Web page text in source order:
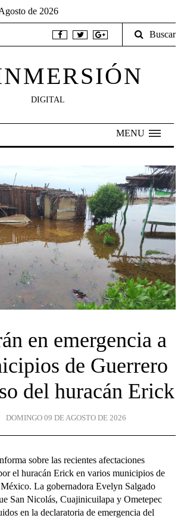
de 2026
Buscar
DIGITAL
MENU
en emergencia a
de Guerrero
del huracán Erick
DOMINGO 09 DE AGOSTO DE 2026
el huracán Erick en varios municipios de
La gobernadora Evelyn Salgado
San Nicolás, Cuajinicuilapa y Ometepec
en la declaratoria de emergencia del